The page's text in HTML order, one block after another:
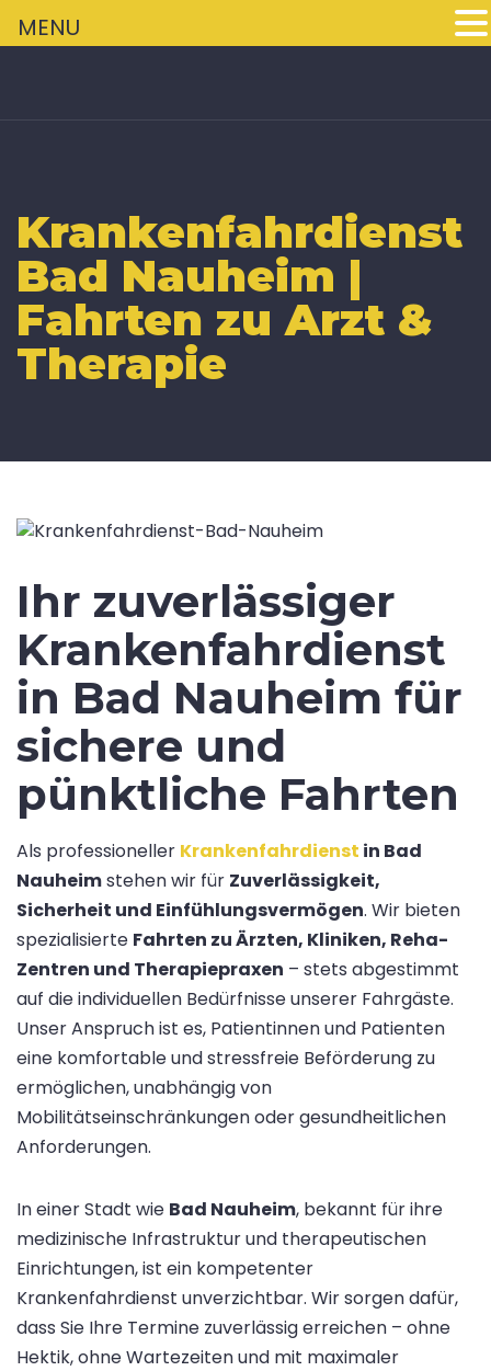
Krankenfahrdienst
Bad Nauheim |
Fahrten zu Arzt &
Therapie
Ihr zuverlässiger
Krankenfahrdienst
in Bad Nauheim für
sichere und
pünktliche Fahrten
Als professioneller Krankenfahrdienst in Bad
Nauheimstehen wir für Zuverlässigkeit,
Sicherheit und Einfühlungsvermögen. Wir bieten
spezialisierte Fahrten zu Ärzten, Kliniken, Reha-
Zentren und Therapiepraxen – stets abgestimmt
auf die individuellen Bedürfnisse unserer Fahrgäste.
Unser Anspruch ist es, Patientinnen und Patienten
eine komfortable und stressfreie Beförderung zu
ermöglichen, unabhängig von
Mobilitätseinschränkungen oder gesundheitlichen
Anforderungen.
In einer Stadt wie Bad Nauheim, bekannt für ihre
medizinische Infrastruktur und therapeutischen
Einrichtungen, ist ein kompetenter
Krankenfahrdienst unverzichtbar. Wir sorgen dafür,
dass Sie Ihre Termine zuverlässig erreichen – ohne
Hektik, ohne Wartezeiten und mit maximaler
MENU